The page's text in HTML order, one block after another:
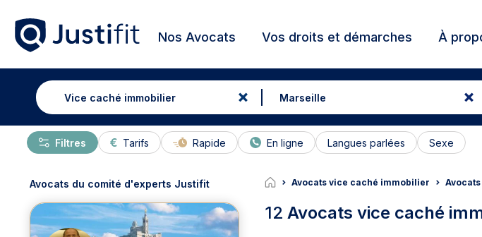
Nos Avocats Vos droits et démarches À
Tarifs Rapide En ligne Langues parlées Sexe
Filtres
Avocats vice caché immobilier
12 Avocats vice caché
Avocats du comité d'experts Justifit